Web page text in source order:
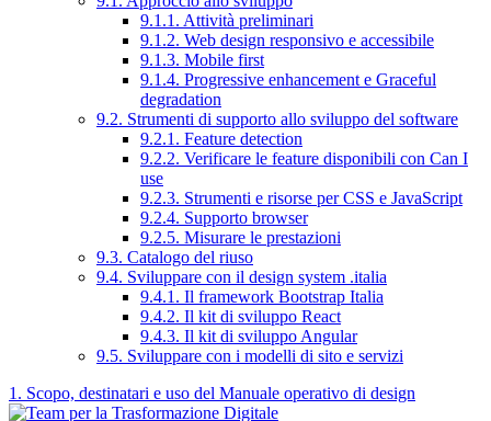
9.1.1. Attività preliminari
9.1.2. Web design responsivo e accessibile
9.1.3. Mobile first
9.1.4. Progressive enhancement e Graceful
degradation
9.2. Strumenti di supporto allo sviluppo del software
9.2.1. Feature detection
9.2.2. Verificare le feature disponibili con Can I
use
9.2.3. Strumenti e risorse per CSS e JavaScript
9.2.4. Supporto browser
9.2.5. Misurare le prestazioni
9.3. Catalogo del riuso
9.4. Sviluppare con il design system .italia
9.4.1. Il framework Bootstrap Italia
9.4.2. Il kit di sviluppo React
9.4.3. Il kit di sviluppo Angular
9.5. Sviluppare con i modelli di sito e servizi
1. Scopo, destinatari e uso del Manuale operativo di design